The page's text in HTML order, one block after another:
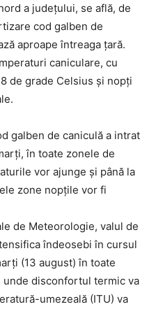
a județului, se află, de
cod galben de
aproape întreaga țară.
caniculare, cu
de grade Celsius și nopți
galben de caniculă a intrat
în toate zonele de
vor ajunge şi până la
zone nopţile vor fi
de Meteorologie, valul de
îndeosebi în cursul
(13 august) în toate
unde disconfortul termic va
umezeală (ITU) va